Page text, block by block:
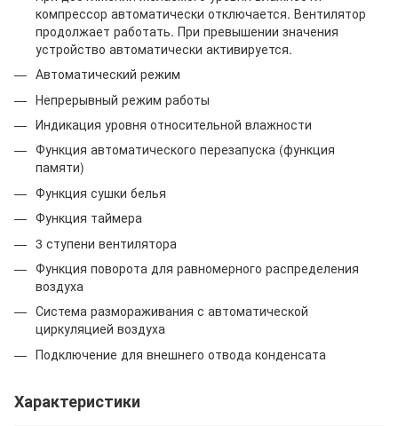
компрессор автоматически отключается. Вентилятор
продолжает работать. При превышении значения
устройство автоматически активируется.
Автоматический режим
Непрерывный режим работы
Индикация уровня относительной влажности
Функция автоматического перезапуска (функция
памяти)
Функция сушки белья
Функция таймера
3 ступени вентилятора
Функция поворота для равномерного распределения
воздуха
Система размораживания с автоматической
циркуляцией воздуха
Подключение для внешнего отвода конденсата
Характеристики